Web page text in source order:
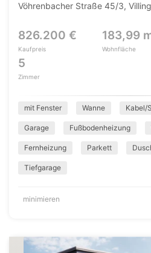
Vöhrenbacher Straße 45/3,
826.200 €
Kaufpreis
183,99
Wohnfläche
5
Zimmer
mit Fenster Wanne Kabel/
Garage Fußbodenheizung
Fernheizung Parkett
Tiefgarage
minimieren